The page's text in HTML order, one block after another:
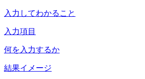
入力してわかること
入力項目
何を入力するか
結果イメージ